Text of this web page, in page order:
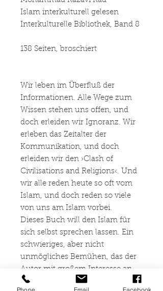
Islam interkulturell gelesen
Interkulturelle Bibliothek, Band 8
138 Seiten, broschiert
Wir leben im Überfluß der
Informationen. Alle Wege zum
Wissen stehen uns offen, und
doch erleiden wir Ignoranz. Wir
erleben das Zeitalter der
Kommunikation, und doch
erleiden wir den ›Clash of
Civilisations and Religions‹. Und
wir alle reden heute so oft vom
Islam, und doch reden so viele
von uns am Islam vorbei.
Dieses Buch will den Islam für
sich selbst sprechen lassen. Ein
schwieriges, aber nicht
unmögliches Bemühen, das der
Autor mit großem Interesse an
der Wahrheit aufbringt. Es gelingt
Phone Email Facebook